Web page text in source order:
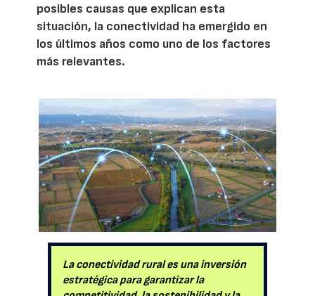
posibles causas que explican esta
situación, la conectividad ha emergido en
los últimos años como uno de los factores
más relevantes.
La conectividad rural es una inversión
estratégica para garantizar la